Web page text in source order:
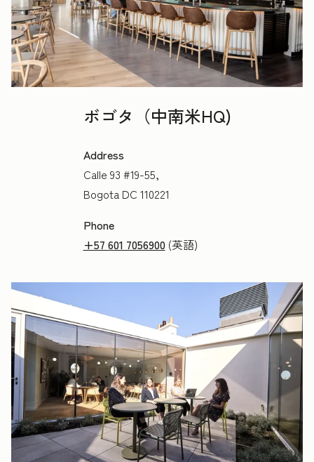
ボゴタ（中南米HQ)
Address
Calle 93 #19-55,
Bogota DC 110221
Phone
+57 601 7056900(英語)